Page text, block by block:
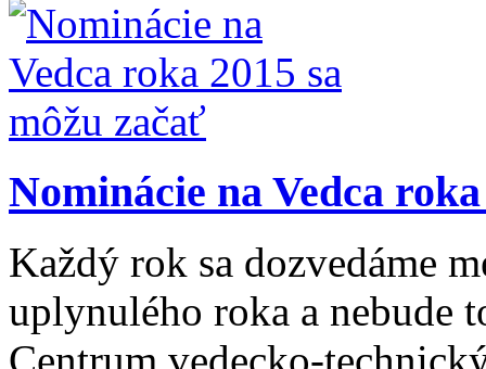
Nominácie na Vedca
Každý rok sa dozvedáme
uplynulého roka a nebude
Centrum vedecko-